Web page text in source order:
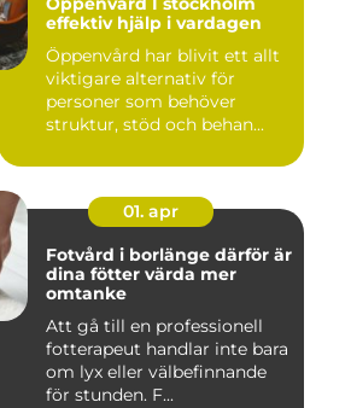
effektiv hjälp i vardagen
Öppenvård har blivit ett allt
viktigare alternativ för
personer som behöver
struktur, stöd och behan...
01. apr
Fotvård i borlänge därför är
dina fötter värda mer
omtanke
Att gå till en professionell
fotterapeut handlar inte bara
om lyx eller välbefinnande
för stunden. F...